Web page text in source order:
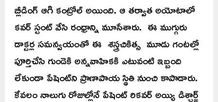
బ్లీడింగ్ ఆగి కంట్రోల్ అయింది. ఆ తర్వాత అయోటాలో
కవర్ స్టంట్ వేసి రంధ్రాన్ని మూసేశారు. ఈ ముగ్గురు
డాక్టర్ల సమన్వయంతో ఈ శస్త్రచికిత్స మూడు గంటల్లో
పూర్తిచేసి గుండెకి అన్నవాహికకి ఎటువంటి ఇబ్బంది
లేకుండా పేషెంట్‌ని ప్రాణాపాయ స్థితి నుంచి కాపాడారు.
కేవలం నాలుగు రోజుల్లోనే పేషెంట్ రికవర్ అయ్యి డిశ్చార్జ్